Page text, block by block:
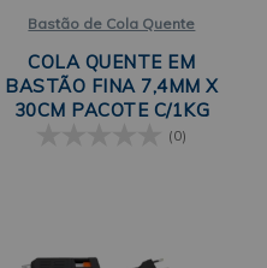
Bastão de Cola Quente
COLA QUENTE EM
BASTÃO FINA 7,4MM X
30CM PACOTE C/1KG
(0)